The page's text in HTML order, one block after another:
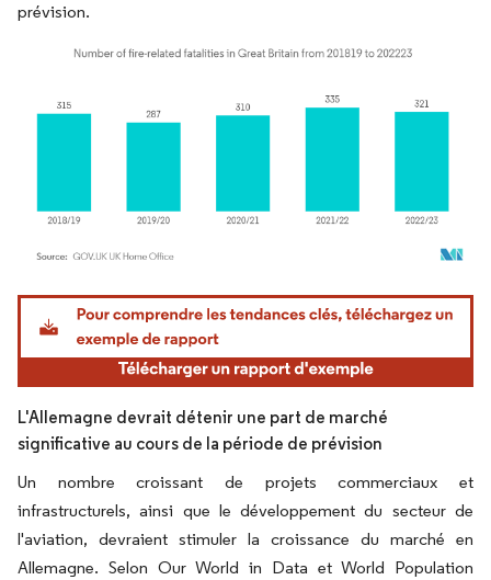
prévision.
Image © Mordor Intelligence. La réutilisation nécessite une attribution sous CC BY
L'Allemagne devrait détenir une part de marché
significative au cours de la période de prévision
Un nombre croissant de projets commerciaux et
infrastructurels, ainsi que le développement du secteur de
l'aviation, devraient stimuler la croissance du marché en
Allemagne. Selon Our World in Data et World Population